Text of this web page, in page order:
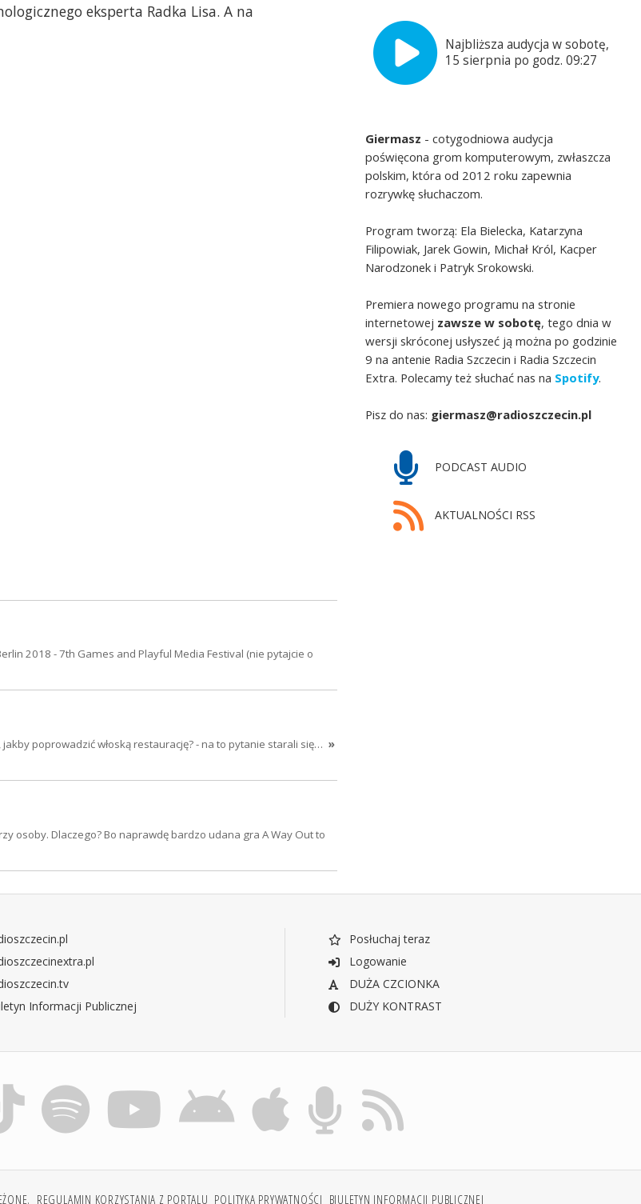
eksperta Radka Lisa. A na
Najbliższa audycja w sobotę,
15 sierpnia po godz. 09:27
Giermasz - cotygodniowa audycja
poświęcona grom komputerowym, zwłaszcza
polskim, która od 2012 roku zapewnia
rozrywkę słuchaczom.
Program tworzą: Ela Bielecka, Katarzyna
Filipowiak, Jarek Gowin, Michał Król, Kacper
Narodzonek i Patryk Srokowski.
Premiera nowego programu na stronie
internetowej zawsze w sobotę, tego dnia w
wersji skróconej usłyszeć ją można po godzinie
9 na antenie Radia Szczecin i Radia Szczecin
Extra. Polecamy też słuchać nas na Spotify.
Pisz do nas: giermasz@radioszczecin.pl
PODCAST AUDIO
AKTUALNOŚCI RSS
2018 - 7th Games and Playful Media Festival (nie pytajcie o
poprowadzić włoską restaurację? - na to pytanie starali się… »
osoby. Dlaczego? Bo naprawdę bardzo udana gra A Way Out to
Informacji Publicznej
Posłuchaj teraz
Logowanie
DUŻA CZCIONKA
DUŻY KONTRAST
REGULAMIN KORZYSTANIA Z PORTALU POLITYKA PRYWATNOŚCI BIULETYN INFORMACJI PUBLICZNEJ